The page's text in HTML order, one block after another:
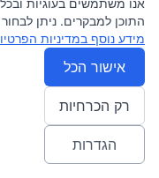
מדיניות פרטיות
תנאי שימוש
© 2026 עצומה. כל הזכויות
אנו משתמשים בעוגיות
התוכן למבקרים. ניתן
מידע נוסף במדיניות
אישור הכל
רק הכרחיות
הגדרות